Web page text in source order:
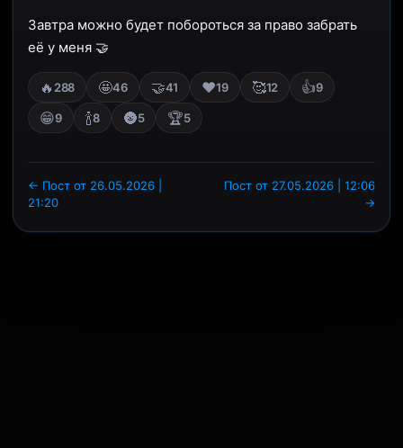
Завтра можно будет побороться за право забрать
её у меня 🤝
🔥 288 🤩46 🤝41 ❤️19 🥰12 👍9
😁9 🍾8 🌚5 🏆5
← Пост от 26.05.2026 |
21:20
Пост от 27.05.2026 | 12:06
→